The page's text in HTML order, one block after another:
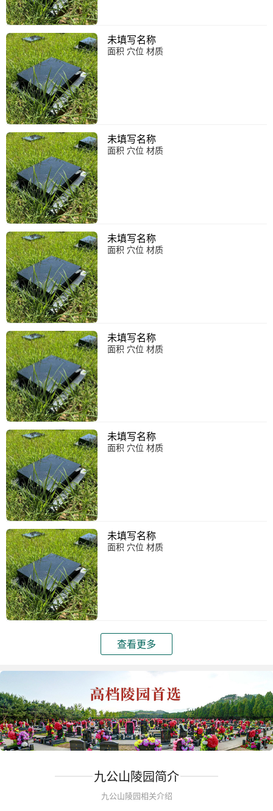
未填写名称
面积 穴位 材质
未填写名称
面积 穴位 材质
未填写名称
面积 穴位 材质
未填写名称
面积 穴位 材质
未填写名称
面积 穴位 材质
未填写名称
面积 穴位 材质
查看更多
九公山陵园简介
九公山陵园相关介绍